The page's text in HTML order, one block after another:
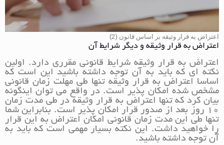
اعتراض به قرار وثیقه بر اساس قانون (2)
اعتراض به قرار وثیقه و دیگر شرایط آن
اعتراض به قرار وثیقه شرایط قانونی مقرری دارد. اولین
نکته ای که باید به آن توجه داشته باشید این است که
اساسا اعتراض به قرار وثیقه تنها طی مهلت زمان قانونی
مشخص شده امکان پذیر است. در واقع می توان اینگونه
بیان کرد که تنها اعتراض به قرار وثیقه در طی مدت زمان
10 روز بعد از صدور قرار امکان پذیر است. بنابراین شما
تنها طی این مدت زمان قانونی امکان اعتراض به این قرار
را خواهید داشت. این نکته بسیار مهمی است که باید به
آن توجه داشته باشید.